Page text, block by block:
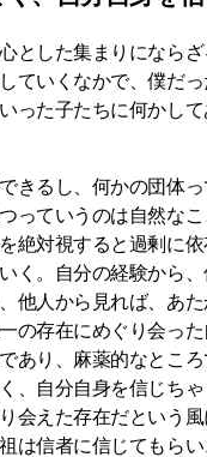
とした集まりになら
ていくなかで、僕だ
った子たちに何かし
きるし、何かの団体
っていうのは自然な
絶対視すると過剰に
く。自分の経験から
他人から見れば、あ
の存在にめぐり会っ
あり、麻薬的なとこ
、自分自身を信じち
会えた存在だという
は信者に信じてもら